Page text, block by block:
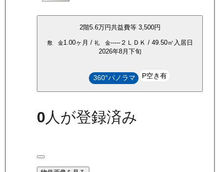
2階5.6万円共益費等 3,500円
敷 金1.00ヶ月 / 礼 金-----２ＬＤＫ / 49.50㎡ 入居日
2026年8月下旬
360°パノラマ P空き有
0人が登録済み